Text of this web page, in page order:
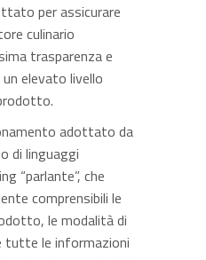
per assicurare
culinario
trasparenza e
elevato livello
adottato da
di linguaggi
“parlante”, che
comprensibili le
le modalità di
tutte le informazioni